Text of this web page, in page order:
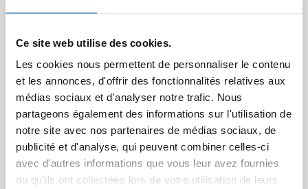
Ce site web utilise des cookies.
Les cookies nous permettent de personnaliser le contenu
et les annonces, d'offrir des fonctionnalités relatives aux
médias sociaux et d'analyser notre trafic. Nous
partageons également des informations sur l'utilisation de
notre site avec nos partenaires de médias sociaux, de
publicité et d'analyse, qui peuvent combiner celles-ci
avec d'autres informations que vous leur avez fournies
ou qu'ils ont collectées lors de votre utilisation de leurs
Règlement sur les
données de l’UE : ce que
les entreprises doivent
absolument savoir
Le règlement sur les données
Directive basse tension :
modification de la liste
des normes EN
harmonisées
Le 31 octobre 2024 a été